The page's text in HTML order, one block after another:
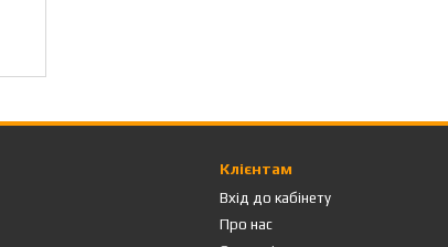
Клієнтам
Вхід до кабінету
Про нас